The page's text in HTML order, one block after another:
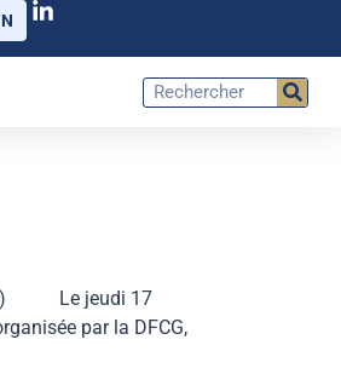
Le jeudi 17
par la DFCG,